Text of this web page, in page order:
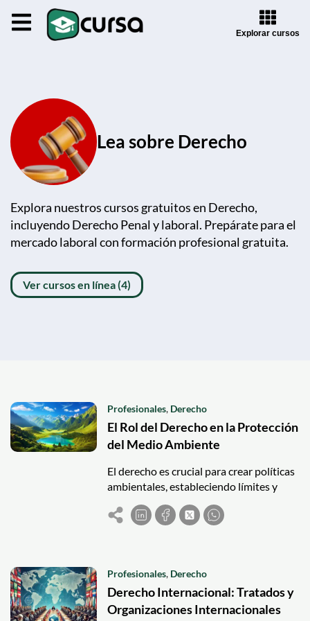
Explorar cursos
Lea sobre Derecho
Explora nuestros cursos gratuitos en Derecho,
incluyendo Derecho Penal y laboral. Prepárate para el
mercado laboral con formación profesional gratuita.
Ver cursos en línea (4)
Profesionales, Derecho
El Rol del Derecho en la Protección
del Medio Ambiente
El derecho es crucial para crear políticas
ambientales, estableciendo límites y
protegiendo recursos ante desafíos
como la corrupción y el cambio
Profesionales, Derecho
Derecho Internacional: Tratados y
Organizaciones Internacionales